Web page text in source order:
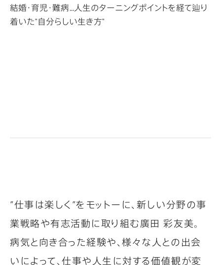
結婚・育児・難病…人生のターニングポイントを経て辿り
着いた"自分らしい生き方"
”仕事は楽しく”をモットーに、新しい分野の事
業戦略や有志活動に取り組む廣田 彩友美。
病気と向き合った経験や、様々な人との出会
いによって、仕事や人生に対する価値観が変